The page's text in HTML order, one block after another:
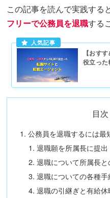
この記事を読んで実践すると
フリーで公務員を退職する
【おす
役立っ
目次
公務員を退職するには最
退職願を所属長に提出
退職について所属長と
退職についての各種手
退職の引継ぎと有給休